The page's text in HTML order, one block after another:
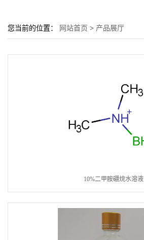
您当前的位置： 网站首页 > 产品展厅
10%二甲胺硼烷水溶液